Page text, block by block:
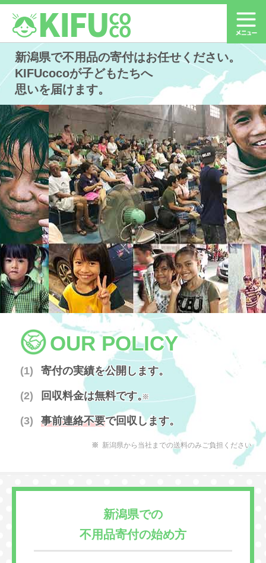
新潟県で不用品の寄付はお任せください。
KIFUcocoが子どもたちへ
思いを届けます。
OUR POLICY
寄付の実績を公開します。
回収料金は無料です。
※
事前連絡不要で回収します。
新潟県から当社までの送料のみご負担ください
新潟県での
不用品寄付の始め方